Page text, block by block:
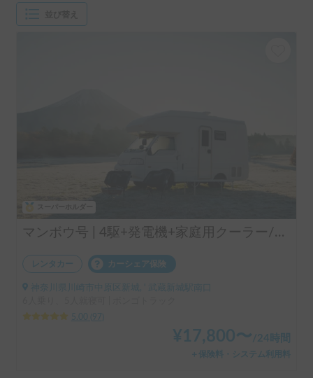
マンボウ号 | 4駆+発電機+家庭用クーラー/レンタル事業者の為、万が一の自損事故の車両保険ついてます
レンタカー カーシェア保険
神奈川県川崎市中原区新城, ' 武蔵新城駅南口
5.00
97
¥ 17,800〜 /24時間
＋保険料・システム利用料